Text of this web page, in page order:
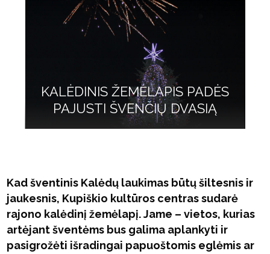
KALĖDINIS ŽEMĖLAPIS PADĖS
PAJUSTI ŠVENČIŲ DVASIĄ
Kad šventinis Kalėdų laukimas būtų šiltesnis ir
jaukesnis, Kupiškio kultūros centras sudarė
rajono kalėdinį žemėlapį. Jame – vietos, kurias
artėjant šventėms bus galima aplankyti ir
pasigrožėti išradingai papuoštomis eglėmis ar